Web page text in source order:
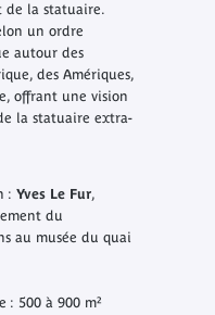
de la statuaire.
un ordre
autour des
des Amériques,
offrant une vision
la statuaire extra-
: Yves Le Fur,
du
au musée du quai
: 500 à 900 m²